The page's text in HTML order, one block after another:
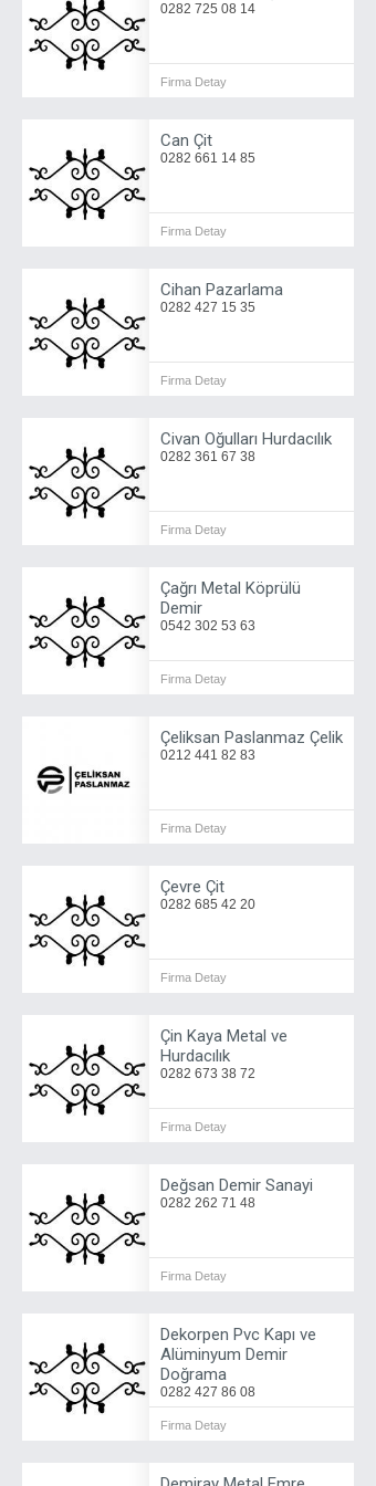
0282 725 08 14
Firma Detay
Can Çit
0282 661 14 85
Firma Detay
Cihan Pazarlama
0282 427 15 35
Firma Detay
Civan Oğulları Hurdacılık
0282 361 67 38
Firma Detay
Çağrı Metal Köprülü
Demir
0542 302 53 63
Firma Detay
Çeliksan Paslanmaz Çelik
0212 441 82 83
Firma Detay
Çevre Çit
0282 685 42 20
Firma Detay
Çin Kaya Metal ve
Hurdacılık
0282 673 38 72
Firma Detay
Değsan Demir Sanayi
0282 262 71 48
Firma Detay
Dekorpen Pvc Kapı ve
Alüminyum Demir
Doğrama
0282 427 86 08
Firma Detay